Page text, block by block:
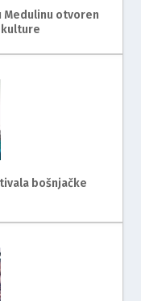
Medulinu otvoren
kulture
bošnjačke